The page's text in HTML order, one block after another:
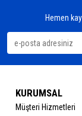
Hemen
KURUMSAL
Müşteri Hizmetleri